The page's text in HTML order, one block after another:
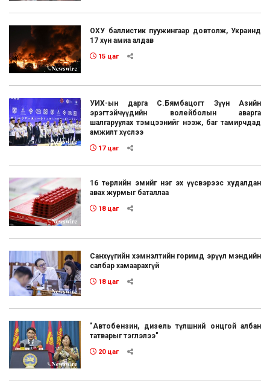
ОХУ баллистик пуужингаар довтолж, Украинд
17 хүн амиа алдав
15 цаг
УИХ-ын дарга С.Бямбацогт Зүүн Азийн
эрэгтэйчүүдийн волейболын аварга
шалгаруулах тэмцээнийг нээж, баг тамирчдад
амжилт хүслээ
17 цаг
16 төрлийн эмийг нэг эх үүсвэрээс худалдан
авах журмыг баталлаа
18 цаг
Санхүүгийн хэмнэлтийн горимд эрүүл мэндийн
салбар хамаарахгүй
18 цаг
"Автобензин, дизель түлшний онцгой албан
татварыг тэглэлээ"
20 цаг